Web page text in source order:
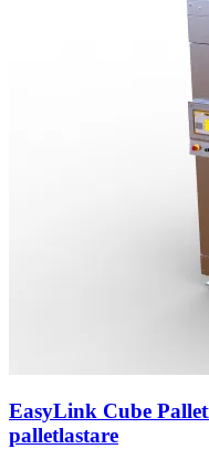
EasyLink Cube
palletlastare